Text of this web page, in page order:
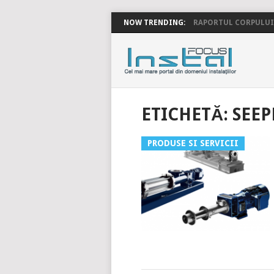
NOW TRENDING: RAPORTUL
ETICHETĂ:
PRODUSE SI SERVICII